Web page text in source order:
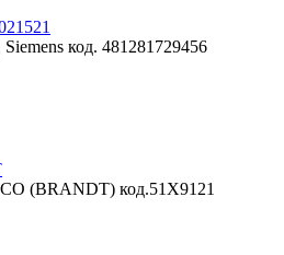
код. 481281729456
(BRANDT) код.51X9121